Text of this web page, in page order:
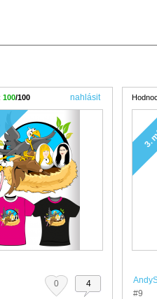
100/100 nahlásit
4
0
3.
#9